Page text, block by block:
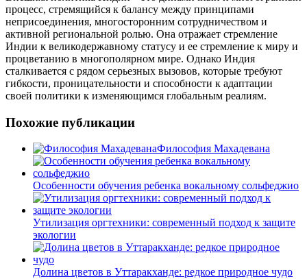
процесс, стремящийся к балансу между принципами
неприсоединения, многосторонним сотрудничеством и
активной региональной ролью. Она отражает стремление
Индии к великодержавному статусу и ее стремление к миру и
процветанию в многополярном мире. Однако Индия
сталкивается с рядом серьезных вызовов, которые требуют
гибкости, проницательности и способности к адаптации
своей политики к изменяющимся глобальным реалиям.
Похожие публикации
Философия Махадевана
Особенности обучения ребенка вокальному сольфеджио
Утилизация оргтехники: современный подход к защите
экологии
Долина цветов в Уттаракханде: редкое природное чудо